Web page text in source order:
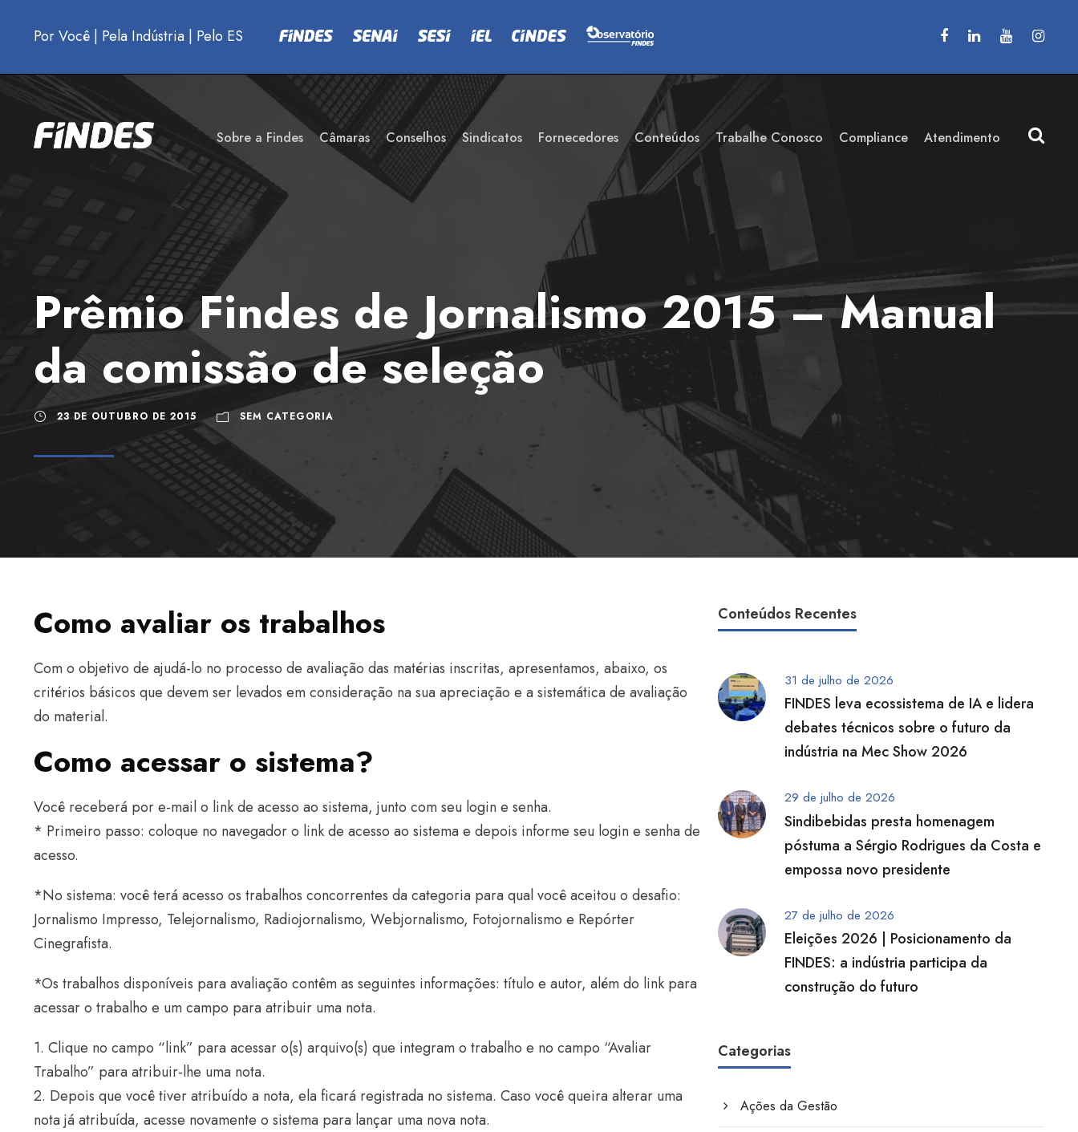
Por Você | Pela Indústria | Pelo ES
Sobre a Findes Câmaras Conselhos Sindicatos Fornecedores Conteúdos Trabalhe Conosco Compliance Atendimento
Prêmio Findes de Jornalismo 2015 – Manual
da comissão de seleção
23 DE OUTUBRO DE 2015 SEM CATEGORIA
Como avaliar os trabalhos
Com o objetivo de ajudá-lo no processo de avaliação das matérias inscritas, apresentamos, abaixo, os
critérios básicos que devem ser levados em consideração na sua apreciação e a sistemática de avaliação
do material.
Como acessar o sistema?
Você receberá por e-mail o link de acesso ao sistema, junto com seu login e senha.
* Primeiro passo: coloque no navegador o link de acesso ao sistema e depois informe seu login e senha de
acesso.
*No sistema: você terá acesso os trabalhos concorrentes da categoria para qual você aceitou o desafio:
Jornalismo Impresso, Telejornalismo, Radiojornalismo, Webjornalismo, Fotojornalismo e Repórter
Cinegrafista.
*Os trabalhos disponíveis para avaliação contêm as seguintes informações: título e autor, além do link para
acessar o trabalho e um campo para atribuir uma nota.
1. Clique no campo “link” para acessar o(s) arquivo(s) que integram o trabalho e no campo “Avaliar
Trabalho” para atribuir-lhe uma nota.
2. Depois que você tiver atribuído a nota, ela ficará registrada no sistema. Caso você queira alterar uma
nota já atribuída, acesse novamente o sistema para lançar uma nova nota.
Conteúdos Recentes
31 de julho de 2026
FINDES leva ecossistema de IA e lidera
debates técnicos sobre o futuro da
indústria na Mec Show 2026
29 de julho de 2026
Sindibebidas presta homenagem
póstuma a Sérgio Rodrigues da Costa e
empossa novo presidente
27 de julho de 2026
Eleições 2026 | Posicionamento da
FINDES: a indústria participa da
construção do futuro
Categorias
Ações da Gestão